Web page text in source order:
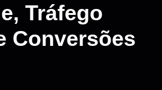
Tráfego
Conversões